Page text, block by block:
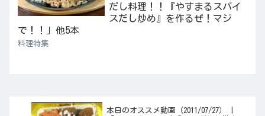
だし料理！！『やすまるスパイ
スだし炒め』を作るぜ！マジ
で！！」他5本
料理特集
本日のオススメ動画（2011/07/27） |